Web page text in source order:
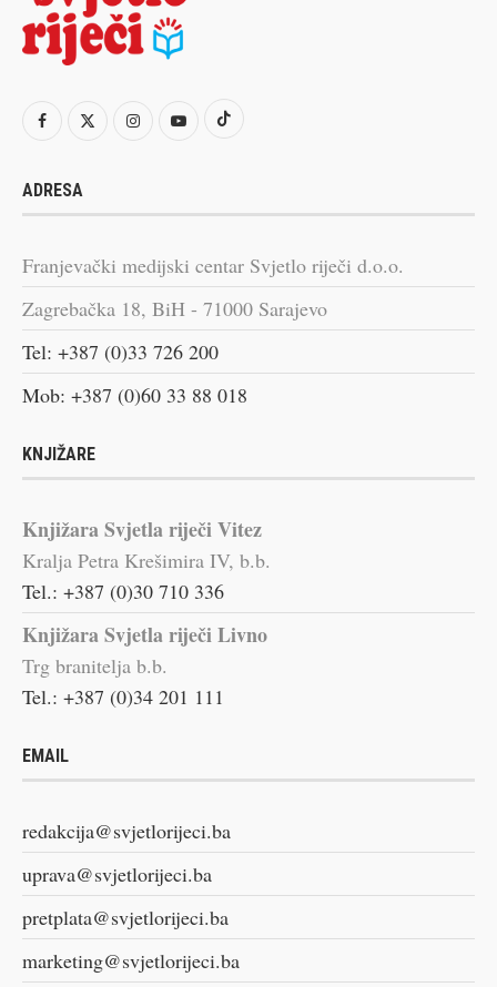
ADRESA
Franjevački medijski centar Svjetlo riječi d.o.o.
Zagrebačka 18, BiH - 71000 Sarajevo
Tel: +387 (0)33 726 200
Mob: +387 (0)60 33 88 018
KNJIŽARE
Knjižara Svjetla riječi Vitez
Kralja Petra Krešimira IV, b.b.
Tel.: +387 (0)30 710 336
Knjižara Svjetla riječi Livno
Trg branitelja b.b.
Tel.: +387 (0)34 201 111
EMAIL
redakcija@svjetlorijeci.ba
uprava@svjetlorijeci.ba
pretplata@svjetlorijeci.ba
marketing@svjetlorijeci.ba